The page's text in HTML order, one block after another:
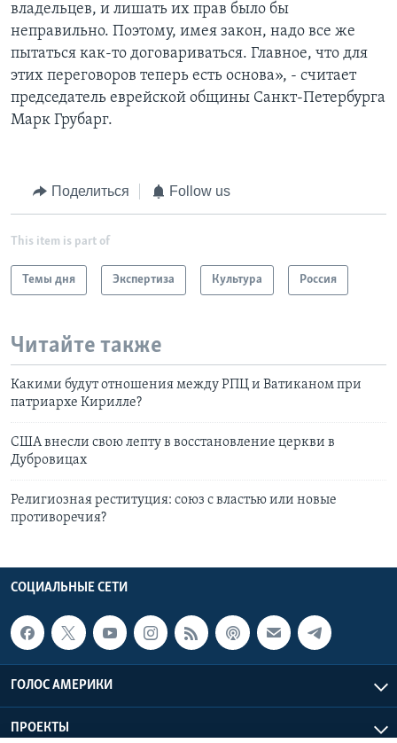
владельцев, и лишать их прав было бы
неправильно. Поэтому, имея закон, надо все же
пытаться как-то договариваться. Главное, что для
этих переговоров теперь есть основа», - считает
председатель еврейской общины Санкт-Петербурга
Марк Грубарг.
Поделиться Follow us
This item is part of
Темы дня Экспертиза Культура Россия
Читайте также
Какими будут отношения между РПЦ и Ватиканом при
патриархе Кирилле?
США внесли свою лепту в восстановление церкви в
Дубровицах
Религиозная реституция: союз с властью или новые
противоречия?
СОЦИАЛЬНЫЕ СЕТИ
ГОЛОС АМЕРИКИ
ПРОЕКТЫ